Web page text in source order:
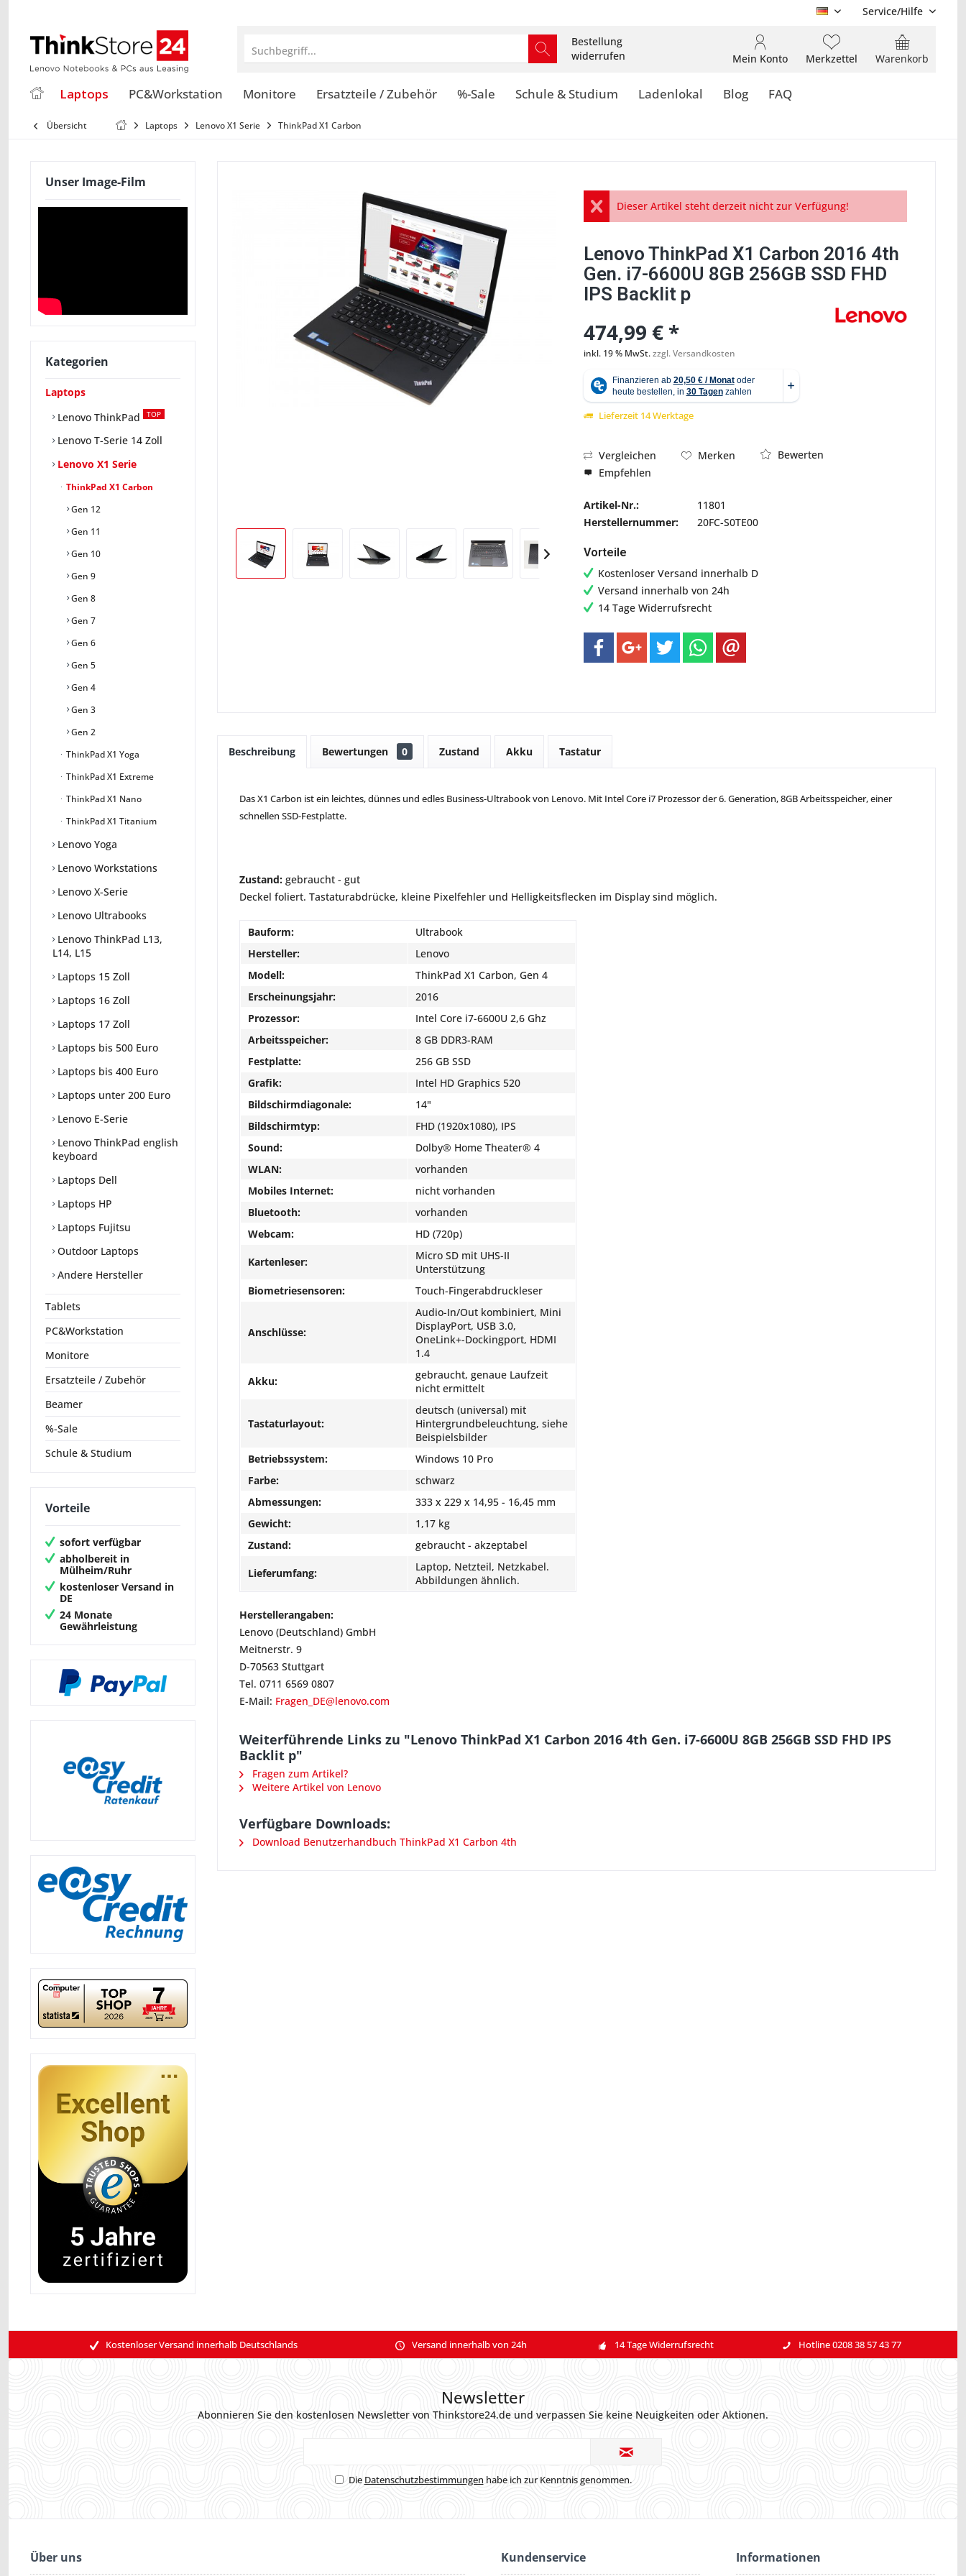
DE Service/Hilfe
Suchbegriff...
Bestellung
widerrufen
Warenkorb
Merkzettel
Mein Konto
Laptops PC&Workstation Monitore Ersatzteile / Zubehör %-Sale Schule & Studium Ladenlokal Blog FAQ
Übersicht Laptops Lenovo X1 Serie ThinkPad X1 Carbon
Unser Image-Film
Kategorien
Laptops
Lenovo ThinkPad
TOP
Lenovo T-Serie 14 Zoll
Lenovo X1 Serie
ThinkPad X1 Carbon
Gen 12
Gen 11
Gen 10
Gen 9
Gen 8
Gen 7
Gen 6
Gen 5
Gen 4
Gen 3
Gen 2
ThinkPad X1 Yoga
ThinkPad X1 Extreme
ThinkPad X1 Nano
ThinkPad X1 Titanium
Lenovo Yoga
Lenovo Workstations
Lenovo X-Serie
Lenovo Ultrabooks
Lenovo ThinkPad L13,
L14, L15
Laptops 15 Zoll
Laptops 16 Zoll
Laptops 17 Zoll
Laptops bis 500 Euro
Laptops bis 400 Euro
Laptops unter 200 Euro
Lenovo E-Serie
Lenovo ThinkPad english
keyboard
Laptops Dell
Laptops HP
Laptops Fujitsu
Outdoor Laptops
Andere Hersteller
Tablets
PC&Workstation
Monitore
Ersatzteile / Zubehör
Beamer
%-Sale
Schule & Studium
Vorteile
sofort verfügbar
abholbereit in
Mülheim/Ruhr
kostenloser Versand in
DE
24 Monate
Gewährleistung
Abbildung ähnlich
Dieser Artikel steht derzeit nicht zur Verfügung!
Lenovo ThinkPad X1 Carbon 2016 4th
Gen. i7-6600U 8GB 256GB SSD FHD
IPS Backlit p
474,99 € *
inkl. 19 % MwSt.zzgl. Versandkosten
Lieferzeit 14 Werktage
Vergleichen Merken
Bewerten
Empfehlen
Artikel-Nr.:
11801
Herstellernummer:
20FC-S0TE00
Vorteile
Kostenloser Versand innerhalb D
Versand innerhalb von 24h
14 Tage Widerrufsrecht
Beschreibung Bewertungen 0 Zustand Akku Tastatur
Das X1 Carbon ist ein leichtes, dünnes und edles Business-Ultrabook von Lenovo. Mit Intel Core i7 Prozessor der 6. Generation, 8GB Arbeitsspeicher, einer
schnellen SSD-Festplatte.
Zustand: gebraucht - gut
Deckel foliert. Tastaturabdrücke, kleine Pixelfehler und Helligkeitsflecken im Display sind möglich.
Bauform:
Ultrabook
Hersteller:
Lenovo
Modell:
ThinkPad X1 Carbon, Gen 4
Erscheinungsjahr:
2016
Prozessor:
Intel Core i7-6600U 2,6 Ghz
Arbeitsspeicher:
8 GB DDR3-RAM
Festplatte:
256 GB SSD
Grafik:
Intel HD Graphics 520
Bildschirmdiagonale:
14"
Bildschirmtyp:
FHD (1920x1080), IPS
Sound:
Dolby® Home Theater® 4
WLAN:
vorhanden
Mobiles Internet:
nicht vorhanden
Bluetooth:
vorhanden
Webcam:
HD (720p)
Kartenleser:
Micro SD mit UHS-II
Unterstützung
Biometriesensoren:
Touch-Fingerabdruckleser
Anschlüsse:
Audio-In/Out kombiniert, Mini
DisplayPort, USB 3.0,
OneLink+-Dockingport, HDMI
1.4
Akku:
gebraucht, genaue Laufzeit
nicht ermittelt
Tastaturlayout:
deutsch (universal) mit
Hintergrundbeleuchtung, siehe
Beispielsbilder
Betriebssystem:
Windows 10 Pro
Farbe:
schwarz
Abmessungen:
333 x 229 x 14,95 - 16,45 mm
Gewicht:
1,17 kg
Zustand:
gebraucht - akzeptabel
Lieferumfang:
Laptop, Netzteil, Netzkabel.
Abbildungen ähnlich.
Herstellerangaben:
Lenovo (Deutschland) GmbH
Meitnerstr. 9
D-70563 Stuttgart
Tel. 0711 6569 0807
E-Mail: Fragen_DE@lenovo.com
Weiterführende Links zu "Lenovo ThinkPad X1 Carbon 2016 4th Gen. i7-6600U 8GB 256GB SSD FHD IPS
Backlit p"
Fragen zum Artikel?
Weitere Artikel von Lenovo
Verfügbare Downloads:
Download Benutzerhandbuch ThinkPad X1 Carbon 4th
Kostenloser Versand innerhalb Deutschlands Versand innerhalb von 24h 14 Tage Widerrufsrecht Hotline 0208 38 57 43 77
Newsletter
Abonnieren Sie den kostenlosen Newsletter von Thinkstore24.de und verpassen Sie keine Neuigkeiten oder Aktionen.
Die Datenschutzbestimmungen habe ich zur Kenntnis genommen.
Über uns Kundenservice Informationen